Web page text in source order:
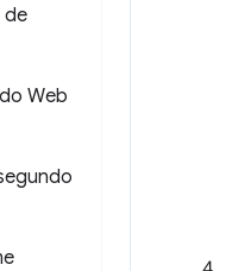
de
Web